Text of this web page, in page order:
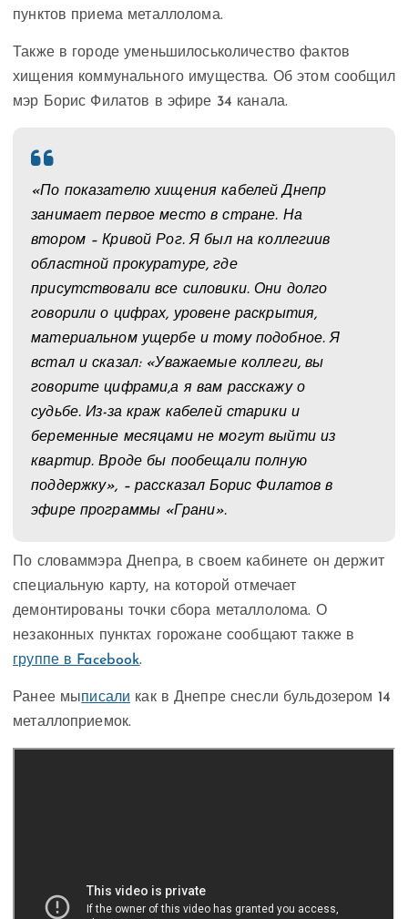
пунктов приема металлолома.
Также в городе уменьшилоськоличество фактов
хищения коммунального имущества. Об этом сообщил
мэр Борис Филатов в эфире 34 канала.
«По показателю хищения кабелей Днепр
занимает первое место в стране. На
втором – Кривой Рог. Я был на коллегиив
областной прокуратуре, где
присутствовали все силовики. Они долго
говорили о цифрах, уровене раскрытия,
материальном ущербе и тому подобное. Я
встал и сказал: «Уважаемые коллеги, вы
говорите цифрами,а я вам расскажу о
судьбе. Из-за краж кабелей старики и
беременные месяцами не могут выйти из
квартир. Вроде бы пообещали полную
поддержку», – рассказал Борис Филатов в
эфире программы «Грани».
По словаммэра Днепра, в своем кабинете он держит
специальную карту, на которой отмечает
демонтированы точки сбора металлолома. О
незаконных пунктах горожане сообщают также в
группе в Facebook.
Ранее мыписали как в Днепре снесли бульдозером 14
металлоприемок.